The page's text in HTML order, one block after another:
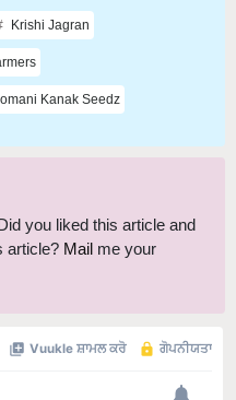
Krishi Jagran
Kanak Seedz
you liked this article and
article? Mail me your